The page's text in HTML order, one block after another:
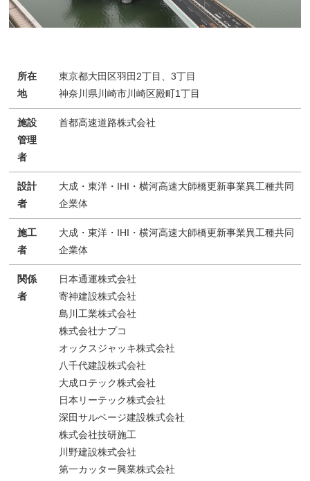
所在
地
東京都大田区羽田2丁目、3丁目
神奈川県川崎市川崎区殿町1丁目
施設
管理
者
首都高速道路株式会社
設計
者
大成・東洋・IHI・横河高速大師橋更新事業異工種共同
企業体
施工
者
大成・東洋・IHI・横河高速大師橋更新事業異工種共同
企業体
関係
者
日本通運株式会社
寄神建設株式会社
島川工業株式会社
株式会社ナプコ
オックスジャッキ株式会社
八千代建設株式会社
大成ロテック株式会社
日本リーテック株式会社
深田サルベージ建設株式会社
株式会社技研施工
川野建設株式会社
第一カッター興業株式会社